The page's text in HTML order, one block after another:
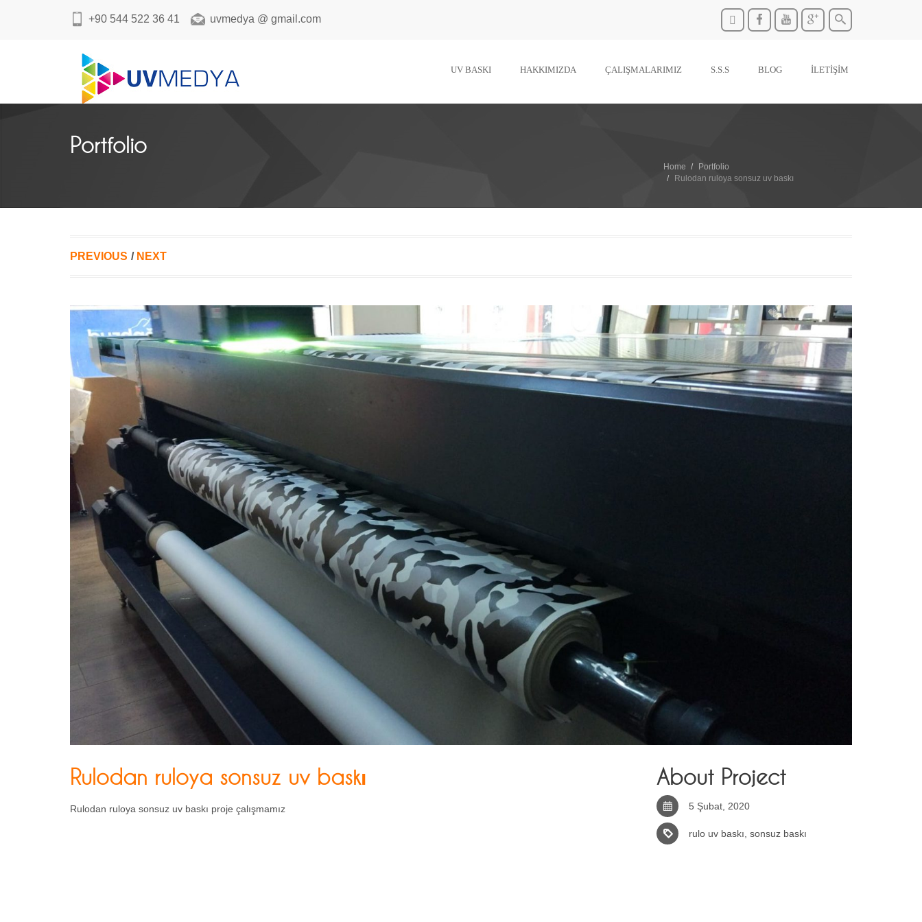
+90 544 522 36 41 uvmedya @ gmail.com
UV BASKI HAKKIMIZDA ÇALIŞMALARIMIZ S.S.S BLOG İLETİŞİM
Portfolio
Home
Portfolio
Rulodan ruloya sonsuz uv baskı
PREVIOUS / NEXT
Rulodan ruloya sonsuz uv baskı
Rulodan ruloya sonsuz uv baskı proje çalışmamız
About Project
5 Şubat, 2020
rulo uv baskı, sonsuz baskı